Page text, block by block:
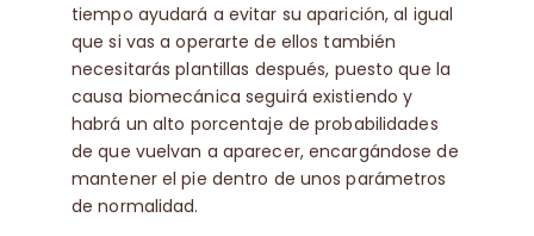
tiempo ayudará a evitar su aparición, al igual
que si vas a operarte de ellos también
necesitarás plantillas después, puesto que la
causa biomecánica seguirá existiendo y
habrá un alto porcentaje de probabilidades
de que vuelvan a aparecer, encargándose de
mantener el pie dentro de unos parámetros
de normalidad.